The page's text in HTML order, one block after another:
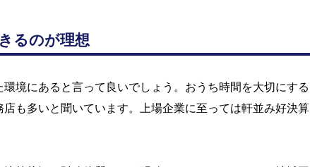
るのが理想
境にあると言って良いでしょう。おうち時間を大切にする
も多いと聞いています。上場企業に至っては軒並み好決算